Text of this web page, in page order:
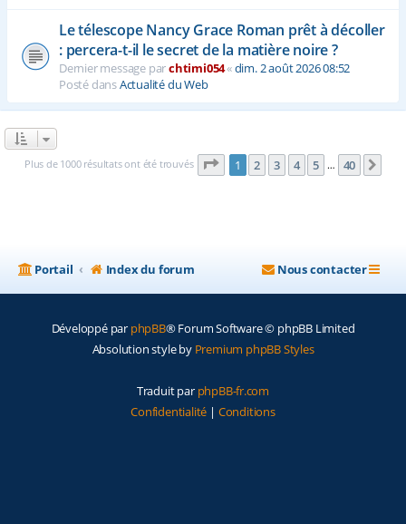
Le télescope Nancy Grace Roman prêt à décoller
: percera-t-il le secret de la matière noire ?
Dernier message parchtimi054«dim. 2 août 2026 08:52
Posté dansActualité du Web
Plus de 1000 résultats ont été trouvés Page 1sur40
1 2 3 4 5 … 40
Portail Index du forum Nous contacter
Développé par phpBB® Forum Software © phpBB Limited
Absolution style by Premium phpBB Styles
Traduit par phpBB-fr.com
Confidentialité | Conditions